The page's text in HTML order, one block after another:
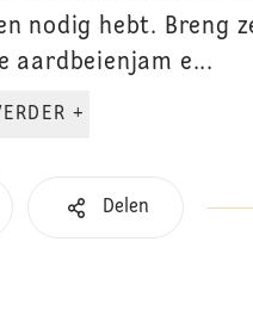
nodig hebt. Breng
aardbeienjam e...
LEES VERDER +
Delen